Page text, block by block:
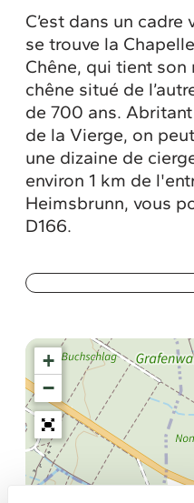
C’est dans un
se trouve la
Chêne, qui tient son
chêne situé de
de 700 ans.
de la Vierge, on
une dizaine de
environ 1 km de
Heimsbrunn, vous
D166.
+
−